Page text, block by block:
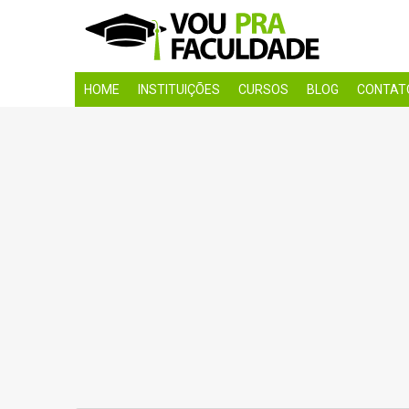
HOME INSTITUIÇÕES CURSOS BLOG